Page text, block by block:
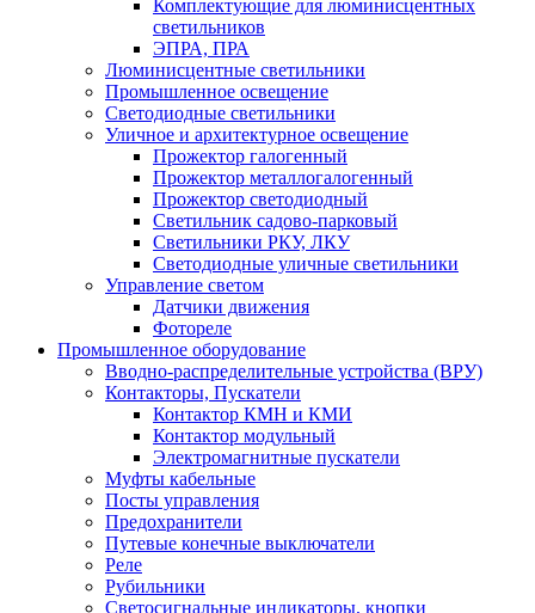
Комплектующие для люминисцентных
светильников
ЭПРА, ПРА
Люминисцентные светильники
Промышленное освещение
Светодиодные светильники
Уличное и архитектурное освещение
Прожектор галогенный
Прожектор металлогалогенный
Прожектор светодиодный
Светильник садово-парковый
Светильники РКУ, ЛКУ
Светодиодные уличные светильники
Управление светом
Датчики движения
Фотореле
Промышленное оборудование
Вводно-распределительные устройства (ВРУ)
Контакторы, Пускатели
Контактор КМН и КМИ
Контактор модульный
Электромагнитные пускатели
Муфты кабельные
Посты управления
Предохранители
Путевые конечные выключатели
Реле
Рубильники
Светосигнальные индикаторы, кнопки